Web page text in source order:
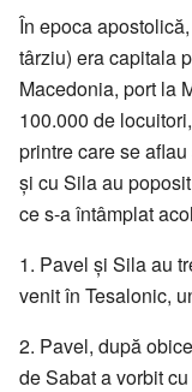
În epoca
târziu) era capitala
Macedonia, port la
100.000 de
printre care se
şi cu Sila au
ce s-a întâmplat
1. Pavel şi Sila au
venit în Tesalonic,
2. Pavel, după
de Sabat a vorbit